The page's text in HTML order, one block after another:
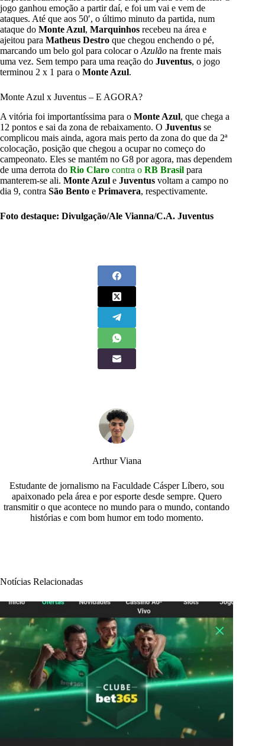
jogo ganhou emoção a partir daí, e foi um vai e vem de
ataques. Até que aos 50′, o último minuto da partida, num
ataque do Monte Azul, Marquinhos recebeu na área e
ajeitou para Matheus Destro que chegou enchendo o pé,
marcando um belo gol para colocar o Azulão na frente mais
uma vez. Sem tempo para uma reação do Juventus, o jogo
terminou 2 x 1 para o Monte Azul.
Monte Azul x Juventus – E AGORA?
A vitória foi importantíssima para o Monte Azul, que chega a
12 pontos e sai da zona de rebaixamento. O Juventus se
complicou mais ainda, agora mais perto da zona do que da 2ª
colocação, posição que chegou a ocupar no começo do
campeonato. Eles se mantém no G8 por agora, mas dependem
de uma derrota do Rio Claro contra o RB Brasil para
manterem-se ali. Monte Azul e Juventus voltam a campo no
dia 9, contra São Bento e Primavera, respectivamente.
Foto destaque: Divulgação/Ale Vianna/C.A. Juventus
Arthur Viana
Estudante de jornalismo na Faculdade Cásper Líbero, sou
apaixonado pela área e por esporte desde sempre. Quero
transmitir o que acontece no mundo para o mundo, contando
histórias e com bom humor em todo momento.
Notícias Relacionadas